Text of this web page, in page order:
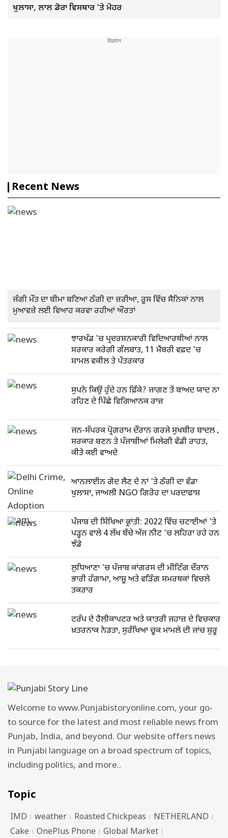
ਖੁਲਾਸਾ, ਲਾਲ ਡੋਰਾ ਵਿਸਥਾਰ 'ਤੇ ਮੋਹਰ
Recent News
ਜੰਗੀ ਮੌਤ ਦਾ ਬੀਮਾ ਬਣਿਆ ਠੱਗੀ ਦਾ ਜ਼ਰੀਆ, ਰੂਸ ਵਿੱਚ ਸੈਨਿਕਾਂ ਨਾਲ
ਮੁਆਵਜ਼ੇ ਲਈ ਵਿਆਹ ਕਰਵਾ ਰਹੀਆਂ ਔਰਤਾਂ
ਝਾਰਖੰਡ 'ਚ ਪ੍ਰਦਰਸ਼ਨਕਾਰੀ ਵਿਦਿਆਰਥੀਆਂ ਨਾਲ
ਸਰਕਾਰ ਕਰੇਗੀ ਗੱਲਬਾਤ, 11 ਮੈਂਬਰੀ ਵਫ਼ਦ 'ਚ
ਸ਼ਾਮਲ ਵਕੀਲ ਤੇ ਪੱਤਰਕਾਰ
ਸੁਪਨੇ ਕਿਉਂ ਹੁੰਦੇ ਹਨ ਫ਼ਿੱਕੇ? ਜਾਗਣ ਤੋਂ ਬਾਅਦ ਯਾਦ ਨਾ
ਰਹਿਣ ਦੇ ਪਿੱਛੇ ਵਿਗਿਆਨਕ ਰਾਜ਼
ਜਨ-ਸੰਪਰਕ ਪ੍ਰੋਗਰਾਮ ਦੌਰਾਨ ਗਰਜੇ ਸੁਖਬੀਰ ਬਾਦਲ ,
ਸਰਕਾਰ ਬਣਨ ਤੇ ਪੰਜਾਬੀਆਂ ਮਿਲੇਗੀ ਵੱਡੀ ਰਾਹਤ,
ਕੀਤੇ ਕਈ ਵਾਅਦੇ
ਆਨਲਾਈਨ ਗੋਦ ਲੈਣ ਦੇ ਨਾਂ 'ਤੇ ਠੱਗੀ ਦਾ ਵੱਡਾ
ਖੁਲਾਸਾ, ਜਾਅਲੀ NGO ਗਿਰੋਹ ਦਾ ਪਰਦਾਫਾਸ਼
ਪੰਜਾਬ ਦੀ ਸਿੱਖਿਆ ਕ੍ਰਾਂਤੀ: 2022 ਵਿੱਚ ਚਟਾਈਆਂ 'ਤੇ
ਪੜ੍ਹਨ ਵਾਲੇ 4 ਲੱਖ ਬੱਚੇ ਅੱਜ ਨੀਟ 'ਚ ਲਹਿਰਾ ਰਹੇ ਹਨ
ਝੰਡੇ
ਲੁਧਿਆਣਾ 'ਚ ਪੰਜਾਬ ਕਾਂਗਰਸ ਦੀ ਮੀਟਿੰਗ ਦੌਰਾਨ
ਭਾਰੀ ਹੰਗਾਮਾ, ਆਸ਼ੂ ਅਤੇ ਵੜਿੰਗ ਸਮਰਥਕਾਂ ਵਿਚਲੇ
ਤਕਰਾਰ
ਟਰੰਪ ਦੇ ਹੈਲੀਕਾਪਟਰ ਅਤੇ ਯਾਤਰੀ ਜਹਾਜ਼ ਦੇ ਵਿਚਕਾਰ
ਖ਼ਤਰਨਾਕ ਨੇੜਤਾ, ਸੁਰੱਖਿਆ ਚੂਕ ਮਾਮਲੇ ਦੀ ਜਾਂਚ ਸ਼ੁਰੂ
Welcome to www.Punjabistoryonline.com, your go-
to source for the latest and most reliable news from
Punjab, India, and beyond. Our website offers news
in Punjabi language on a broad spectrum of topics,
including politics, and more..
Topic
IMD weather Roasted Chickpeas
NETHERLAND
Cake
OnePlus Phone Global Market